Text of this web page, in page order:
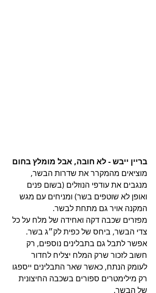
בריין ייבש - לא חובה, אבל מומלץ בחום
מוציאים מהמקרר את שדרות הבשר,
מנגבים את עודפי הנוזלים (בשום פנים
ואופן לא שוטפים בשר) ומניחים עם מגש
המקנה אויר גם מתחת לבשר.
מפזרים שכבה דקה ואחידה של מלח על כל
צדי הבשר, ביחס של כפית לק״ג בשר.
אפשר לתבל גם בתבלינים נוספים, רק
חשוב לזכור שרק המלח יצליח לחדור
לעומק הנתח, כאשר שאר התבלינים ייספגו
רק מילימטרים ספורים בשכבה החיצונית
של הבשר.